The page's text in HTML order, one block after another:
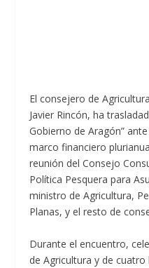
El consejero de
Javier Rincón, ha
Gobierno de Aragón”
marco financiero
reunión del Consejo
Política Pesquera para
ministro de Agricultura,
Planas, y el resto de
Durante el encuentro,
de Agricultura y de